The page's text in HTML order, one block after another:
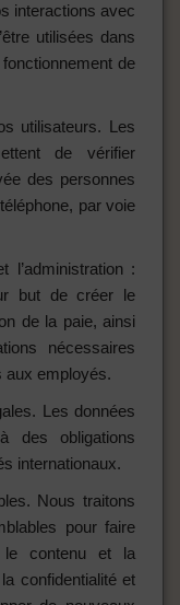
interactions avec
utilisées dans
de
utilisateurs. Les
de vérifier
des personnes
par voie
l’administration :
but de créer le
de la paie, ainsi
nécessaires
aux employés.
Les données
des obligations
internationaux.
Nous traitons
pour faire
le contenu et la
confidentialité et